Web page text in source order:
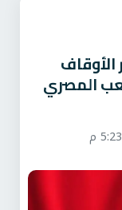
وزير الأوقاف
المصري